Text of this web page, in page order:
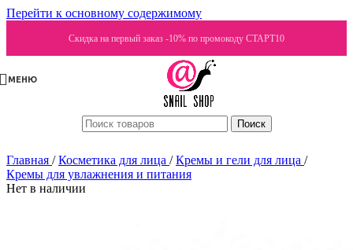
Перейти к основному содержимому
Скидка на первый заказ -10% по промокоду СТАРТ10
МЕНЮ
Поиск
Главная / Косметика для лица / Кремы и гели для лица /
Кремы для увлажнения и питания
Нет в наличии